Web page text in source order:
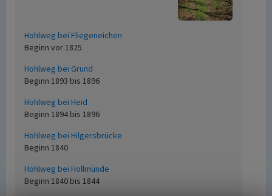
Hohlweg bei Fliegeneichen
Beginn vor 1825
Hohlweg bei Grund
Beginn 1893 bis 1896
Hohlweg bei Heid
Beginn 1894 bis 1896
Hohlweg bei Hilgersbrücke
Beginn 1840
Hohlweg bei Hollmünde
Beginn 1840 bis 1844